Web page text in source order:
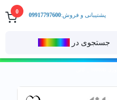
0
جستجوی در
پشتیبانی و فروش:09917797600